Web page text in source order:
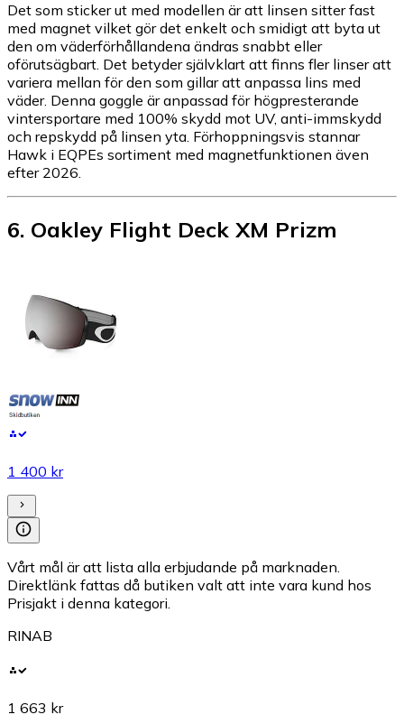
Det som sticker ut med modellen är att linsen sitter fast
med magnet vilket gör det enkelt och smidigt att byta ut
den om väderförhållandena ändras snabbt eller
oförutsägbart. Det betyder självklart att finns fler linser att
variera mellan för den som gillar att anpassa lins med
väder. Denna goggle är anpassad för högpresterande
vintersportare med 100% skydd mot UV, anti-immskydd
och repskydd på linsen yta. Förhoppningsvis stannar
Hawk i EQPEs sortiment med magnetfunktionen även
efter 2026.
6. Oakley Flight Deck XM Prizm
1 400 kr
Vårt mål är att lista alla erbjudande på marknaden.
Direktlänk fattas då butiken valt att inte vara kund hos
Prisjakt i denna kategori.
RINAB
1 663 kr